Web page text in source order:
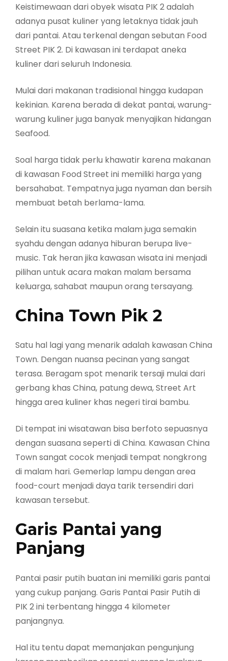
Keistimewaan dari obyek wisata PIK 2 adalah
adanya pusat kuliner yang letaknya tidak jauh
dari pantai. Atau terkenal dengan sebutan Food
Street PIK 2. Di kawasan ini terdapat aneka
kuliner dari seluruh Indonesia.
Mulai dari makanan tradisional hingga kudapan
kekinian. Karena berada di dekat pantai, warung-
warung kuliner juga banyak menyajikan hidangan
Seafood.
Soal harga tidak perlu khawatir karena makanan
di kawasan Food Street ini memiliki harga yang
bersahabat. Tempatnya juga nyaman dan bersih
membuat betah berlama-lama.
Selain itu suasana ketika malam juga semakin
syahdu dengan adanya hiburan berupa live-
music. Tak heran jika kawasan wisata ini menjadi
pilihan untuk acara makan malam bersama
keluarga, sahabat maupun orang tersayang.
China Town Pik 2
Satu hal lagi yang menarik adalah kawasan China
Town. Dengan nuansa pecinan yang sangat
terasa. Beragam spot menarik tersaji mulai dari
gerbang khas China, patung dewa, Street Art
hingga area kuliner khas negeri tirai bambu.
Di tempat ini wisatawan bisa berfoto sepuasnya
dengan suasana seperti di China. Kawasan China
Town sangat cocok menjadi tempat nongkrong
di malam hari. Gemerlap lampu dengan area
food-court menjadi daya tarik tersendiri dari
kawasan tersebut.
Garis Pantai yang
Panjang
Pantai pasir putih buatan ini memiliki garis pantai
yang cukup panjang. Garis Pantai Pasir Putih di
PIK 2 ini terbentang hingga 4 kilometer
panjangnya.
Hal itu tentu dapat memanjakan pengunjung